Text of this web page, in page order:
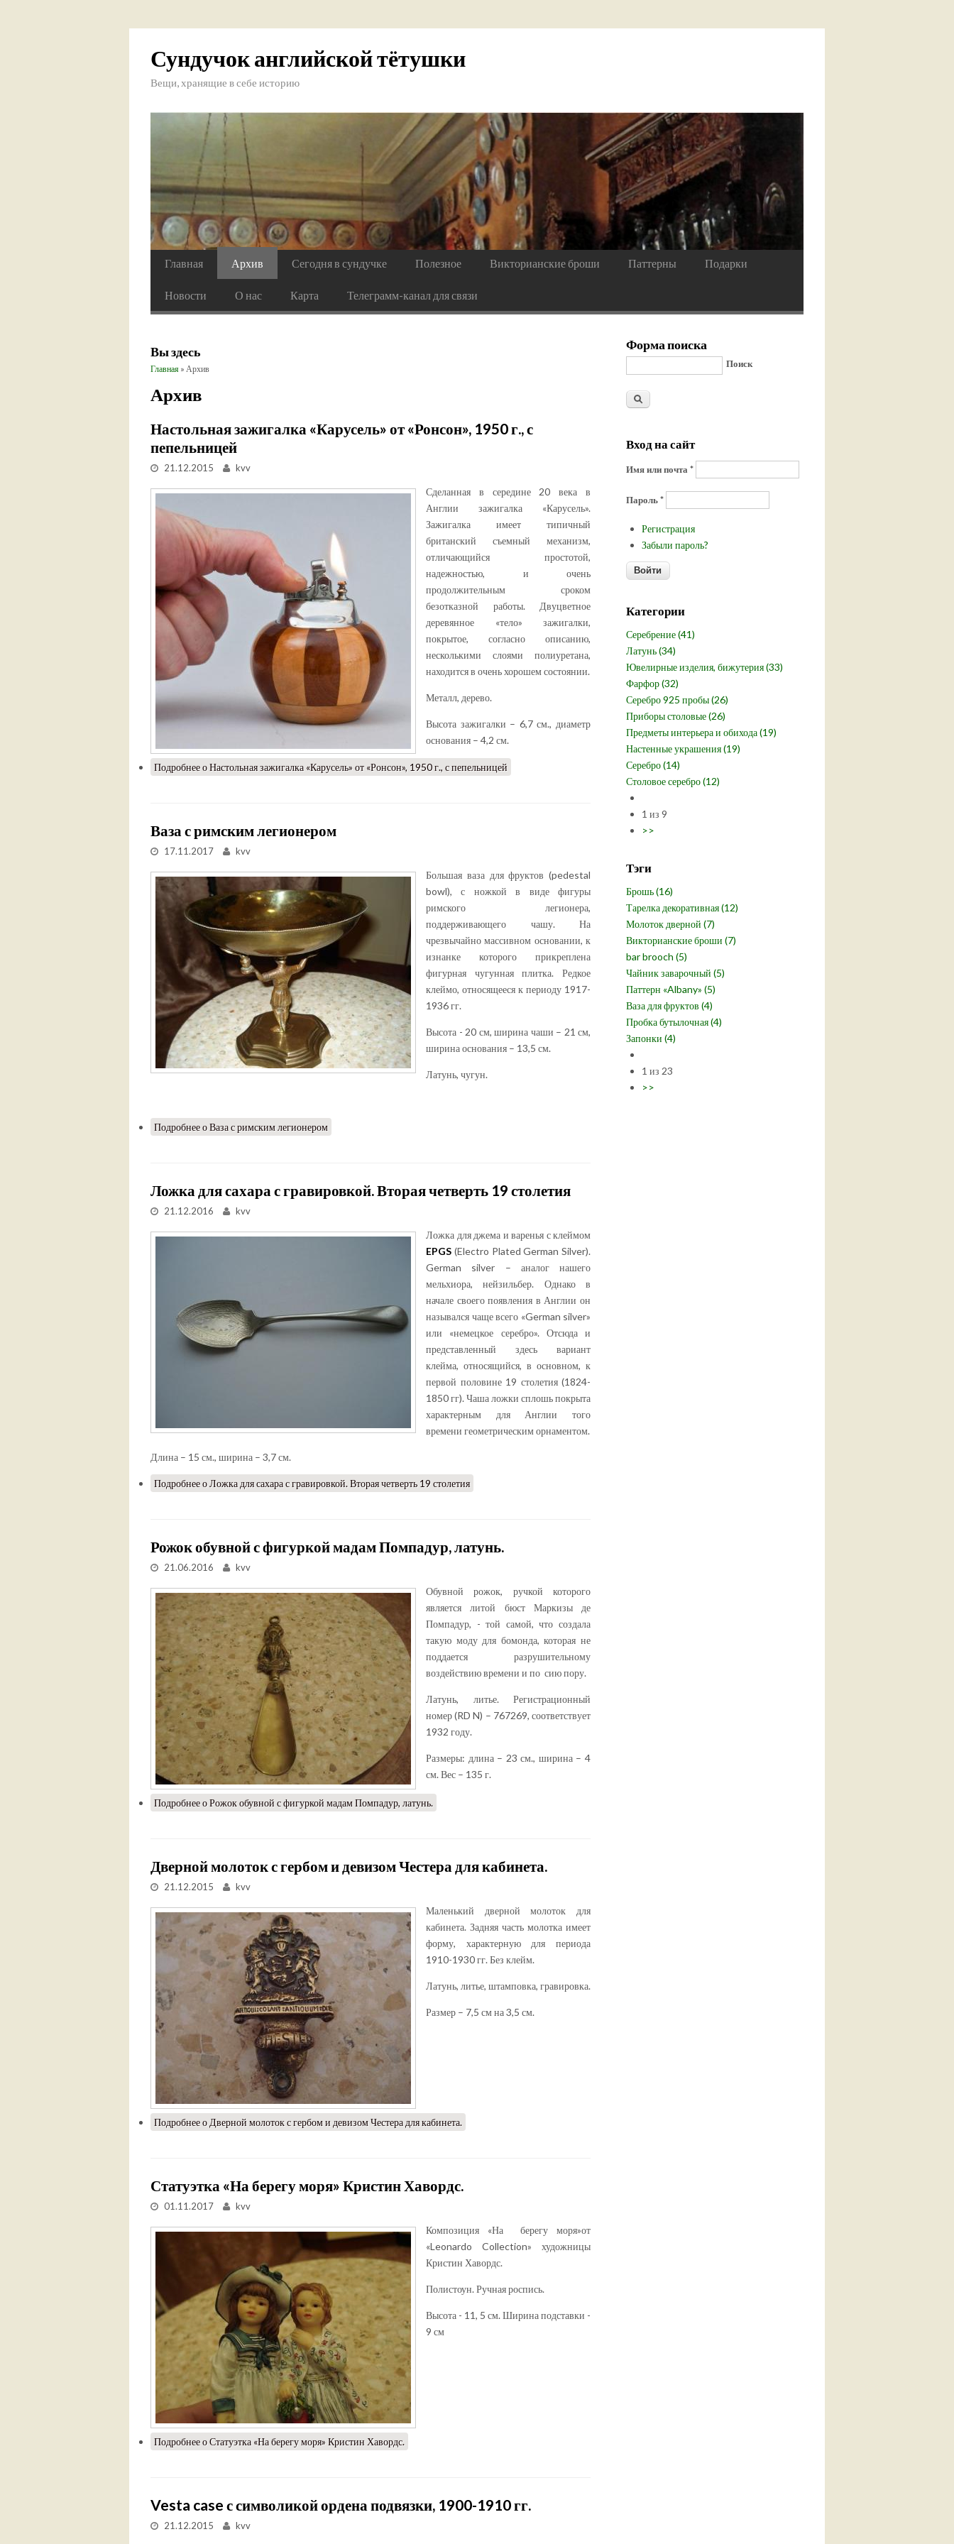
Сундучок английской тётушки
Вещи, хранящие в себе историю
Главная Архив Сегодня в сундучке Полезное Викторианские броши Паттерны Подарки
Новости О нас Карта Телеграмм-канал для связи
Вы здесь
Главная » Архив
Архив
Настольная зажигалка «Карусель» от «Ронсон», 1950 г., с
пепельницей
21.12.2015 kvv
Сделанная в середине 20 века в
Англии зажигалка «Карусель».
Зажигалка имеет типичный
британский съемный механизм,
отличающийся простотой,
надежностью, и очень
продолжительным сроком
безотказной работы. Двуцветное
деревянное «тело» зажигалки,
покрытое, согласно описанию,
несколькими слоями полиуретана,
находится в очень хорошем состоянии.
Металл, дерево.
Высота зажигалки – 6,7 см., диаметр
основания – 4,2 см.
Подробнеео Настольная зажигалка «Карусель» от «Ронсон», 1950 г., с пепельницей
Ваза с римским легионером
17.11.2017 kvv
Большая ваза для фруктов (pedestal
bowl), с ножкой в виде фигуры
римского легионера,
поддерживающего чашу. На
чрезвычайно массивном основании, к
изнанке которого прикреплена
фигурная чугунная плитка. Редкое
клеймо, относящееся к периоду 1917-
1936 гг.
Высота - 20 см, ширина чаши – 21 см,
ширина основания – 13,5 см.
Латунь, чугун.
Подробнеео Ваза с римским легионером
Ложка для сахара с гравировкой. Вторая четверть 19 столетия
21.12.2016 kvv
Ложка для джема и варенья с клеймом
EPGS (Electro Plated German Silver).
German silver – аналог нашего
мельхиора, нейзильбер. Однако в
начале своего появления в Англии он
назывался чаще всего «German silver»
или «немецкое серебро». Отсюда и
представленный здесь вариант
клейма, относящийся, в основном, к
первой половине 19 столетия (1824-
1850 гг). Чаша ложки сплошь покрыта
характерным для Англии того
времени геометрическим орнаментом.
Длина – 15 см., ширина – 3,7 см.
Подробнеео Ложка для сахара с гравировкой. Вторая четверть 19 столетия
Рожок обувной с фигуркой мадам Помпадур, латунь.
21.06.2016 kvv
Обувной рожок, ручкой которого
является литой бюст Маркизы де
Помпадур, - той самой, что создала
такую моду для бомонда, которая не
поддается разрушительному
воздействию времени и по сию пору.
Латунь, литье. Регистрационный
номер (RD N) – 767269, соответствует
1932 году.
Размеры: длина – 23 см., ширина – 4
см. Вес – 135 г.
Подробнеео Рожок обувной с фигуркой мадам Помпадур, латунь.
Дверной молоток с гербом и девизом Честера для кабинета.
21.12.2015 kvv
Маленький дверной молоток для
кабинета. Задняя часть молотка имеет
форму, характерную для периода
1910-1930 гг. Без клейм.
Латунь, литье, штамповка, гравировка.
Размер – 7,5 см на 3,5 см.
Подробнеео Дверной молоток с гербом и девизом Честера для кабинета.
Статуэтка «На берегу моря» Кристин Хавордс.
01.11.2017 kvv
Композиция «На берегу моря»от
«Leonardo Collection» художницы
Кристин Хавордс.
Полистоун. Ручная роспись.
Высота - 11, 5 см. Ширина подставки -
9 см
Подробнеео Статуэтка «На берегу моря» Кристин Хавордс.
Vesta case с символикой ордена подвязки, 1900-1910 гг.
21.12.2015 kvv
Форма поиска
Поиск
Вход на сайт
Имя или почта *
Пароль*
Регистрация
Забыли пароль?
Категории
Серебрение (41)
Латунь (34)
Ювелирные изделия, бижутерия (33)
Фарфор (32)
Серебро 925 пробы (26)
Приборы столовые (26)
Предметы интерьера и обихода (19)
Настенные украшения (19)
Серебро (14)
Столовое серебро (12)
1 из 9
>>
Тэги
Брошь (16)
Тарелка декоративная (12)
Молоток дверной (7)
Викторианские броши (7)
bar brooch (5)
Чайник заварочный (5)
Паттерн «Albany» (5)
Ваза для фруктов (4)
Пробка бутылочная (4)
Запонки (4)
1 из 23
>>